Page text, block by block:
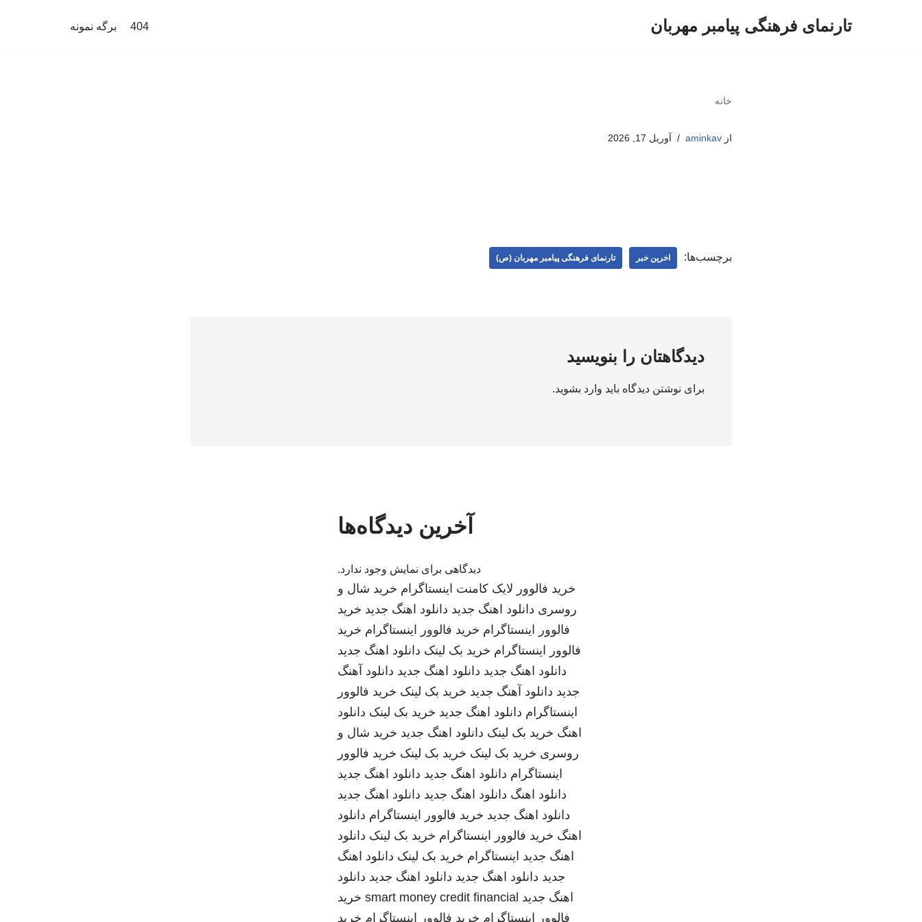
تارنمای فرهنگی پیامبر مهربان 404 برگه نمونه
خانه
ازaminkav آوریل 17, 2026
برچسب‌ها: اخرین خبر تارنمای فرهنگی پیامبر مهربان (ص)
دیدگاهتان را بنویسید
برای نوشتن دیدگاه باید وارد بشوید.
آخرین دیدگاه‌ها
دیدگاهی برای نمایش وجود ندارد.
خرید فالوور لایک کامنت اینستاگرام خرید شال و
روسری دانلود اهنگ جدید دانلود اهنگ جدید خرید
فالوور اینستاگرام خرید فالوور اینستاگرام خرید
فالوور اینستاگرام خرید بک لینک دانلود اهنگ جدید
دانلود اهنگ جدید دانلود اهنگ جدید دانلود آهنگ
جدید دانلود آهنگ جدید خرید بک لینک خرید فالوور
اینستاگرام دانلود اهنگ جدید خرید بک لینک دانلود
اهنگ خرید بک لینک دانلود اهنگ جدید خرید شال و
روسری خرید بک لینک خرید بک لینک خرید فالوور
اینستاگرام دانلود اهنگ جدید دانلود اهنگ جدید
دانلود اهنگ دانلود اهنگ جدید دانلود اهنگ جدید
دانلود اهنگ جدید خرید فالوور اینستاگرام دانلود
اهنگ خرید فالوور اینستاگرام خرید بک لینک دانلود
اهنگ جدید اینستاگرام خرید بک لینک دانلود اهنگ
جدید دانلود اهنگ جدید دانلود اهنگ جدید دانلود
اهنگ جدید smart money credit financial خرید
فالوور اینستاگرام خرید فالوور اینستاگرام خرید